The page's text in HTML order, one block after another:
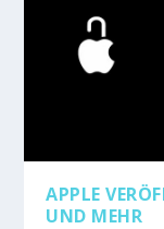
APPLE
UND MEHR